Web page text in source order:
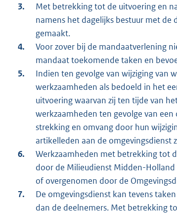
Met betrekking tot de uitvoering en
namens het dagelijks bestuur met
gemaakt.
Voor zover bij de mandaatverlening
mandaat toekomende taken en
Indien ten gevolge van wijziging van
werkzaamheden als bedoeld in het
uitvoering waarvan zij ten tijde van
werkzaamheden ten gevolge van
strekking en omvang door hun
artikelleden aan de omgevingsdienst
Werkzaamheden met betrekking tot
door de Milieudienst Midden-
of overgenomen door de
De omgevingsdienst kan tevens
dan de deelnemers. Met betrekking